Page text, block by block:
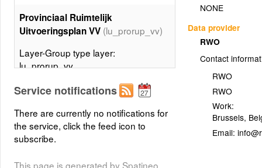
NONE
Data provider
RWO
Contact
RWO
RWO
Work:
Brussels,
Email:
Provinciaal Ruimtelijk
Uitvoeringsplan VV (lu_prorup_vv)
Layer-Group type layer:
lu_prorup_vv
Gewestelijk Ruimtelijk
Uitvoeringsplan DV -
planspecialecontour
(lu_gewrup_dv_ctspec)
Layer-Group type layer:
Service notifications
There are currently no notifications for
the service, click the feed icon to
subscribe.
This page is generated by Spatineo